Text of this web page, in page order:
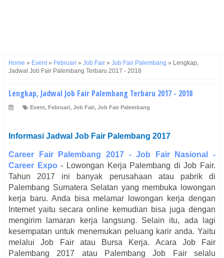
Home » Event» Februari » Job Fair » Job Fair Palembang » Lengkap,
Jadwal Job Fair Palembang Terbaru 2017 - 2018
Lengkap, Jadwal Job Fair Palembang Terbaru 2017 - 2018
Event, Februari, Job Fair, Job Fair Palembang
Informasi Jadwal Job Fair Palembang 2017
Career Fair Palembang 2017 - Job Fair Nasional -
Career Expo - Lowongan Kerja Palembang di Job Fair.
Tahun 2017 ini banyak perusahaan atau pabrik di
Palembang Sumatera Selatan yang membuka lowongan
kerja baru. Anda bisa melamar lowongan kerja dengan
Internet yaitu secara online kemudian bisa juga dengan
mengirim lamaran kerja langsung. Selain itu, ada lagi
kesempatan untuk menemukan peluang karir anda. Yaitu
melalui Job Fair atau Bursa Kerja. Acara Job Fair
Palembang 2017 atau Palembang Job Fair selalu